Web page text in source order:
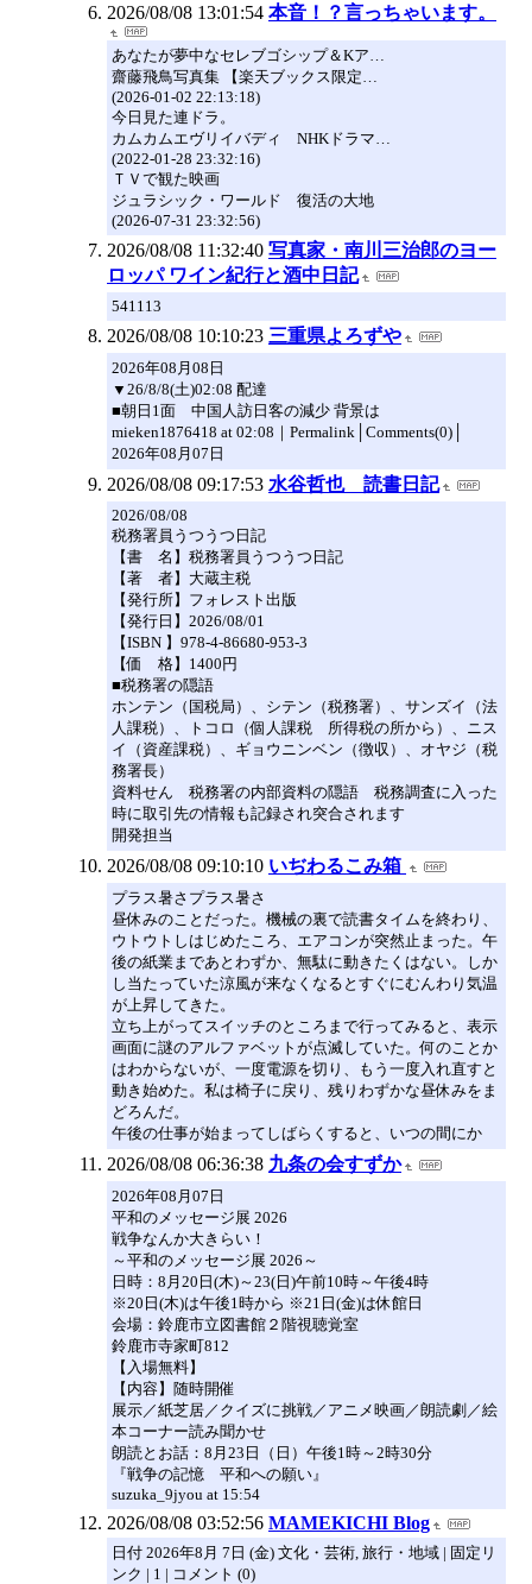
2026/08/08 13:01:54 本音！？言っちゃいます。
あなたが夢中なセレブゴシップ＆Kア…
齋藤飛鳥写真集 【楽天ブックス限定…
(2026-01-02 22:13:18)
今日見た連ドラ。
カムカムエヴリイバディ NHKドラマ…
(2022-01-28 23:32:16)
ＴＶで観た映画
ジュラシック・ワールド 復活の大地
(2026-07-31 23:32:56)
2026/08/08 11:32:40 写真家・南川三治郎のヨー
ロッパ ワイン紀行と酒中日記
541113
2026/08/08 10:10:23 三重県よろずや
2026年08月08日
▼26/8/8(土)02:08 配達
■朝日1面 中国人訪日客の減少 背景は
mieken1876418 at 02:08｜Permalink│Comments(0)│
2026年08月07日
2026/08/08 09:17:53 水谷哲也 読書日記
2026/08/08
税務署員うつうつ日記
【書 名】税務署員うつうつ日記
【著 者】大蔵主税
【発行所】フォレスト出版
【発行日】2026/08/01
【ISBN 】978-4-86680-953-3
【価 格】1400円
■税務署の隠語
ホンテン（国税局）、シテン（税務署）、サンズイ（法
人課税）、トコロ（個人課税 所得税の所から）、ニス
イ（資産課税）、ギョウニンベン（徴収）、オヤジ（税
務署長）
資料せん 税務署の内部資料の隠語 税務調査に入った
時に取引先の情報も記録され突合されます
開発担当
2026/08/08 09:10:10 いぢわるこみ箱
プラス暑さプラス暑さ
昼休みのことだった。機械の裏で読書タイムを終わり、
ウトウトしはじめたころ、エアコンが突然止まった。午
後の紙業まであとわずか、無駄に動きたくはない。しか
し当たっていた涼風が来なくなるとすぐにむんわり気温
が上昇してきた。
立ち上がってスイッチのところまで行ってみると、表示
画面に謎のアルファベットが点滅していた。何のことか
はわからないが、一度電源を切り、もう一度入れ直すと
動き始めた。私は椅子に戻り、残りわずかな昼休みをま
どろんだ。
午後の仕事が始まってしばらくすると、いつの間にか
2026/08/08 06:36:38 九条の会すずか
2026年08月07日
平和のメッセージ展 2026
戦争なんか大きらい！
～平和のメッセージ展 2026～
日時：8月20日(木)～23(日)午前10時～午後4時
※20日(木)は午後1時から ※21日(金)は休館日
会場：鈴鹿市立図書館２階視聴覚室
鈴鹿市寺家町812
【入場無料】
【内容】随時開催
展示／紙芝居／クイズに挑戦／アニメ映画／朗読劇／絵
本コーナー読み聞かせ
朗読とお話：8月23日（日）午後1時～2時30分
『戦争の記憶 平和への願い』
suzuka_9jyou at 15:54
2026/08/08 03:52:56 MAMEKICHI Blog
日付 2026年8月 7日 (金) 文化・芸術, 旅行・地域 | 固定リ
ンク | 1 | コメント (0)